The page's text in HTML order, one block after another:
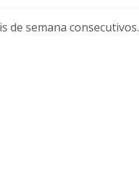
de semana consecutivos.